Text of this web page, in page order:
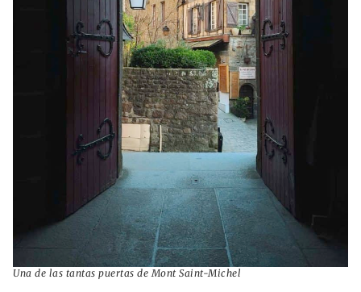
Una de las tantas puertas de Mont Saint-Michel